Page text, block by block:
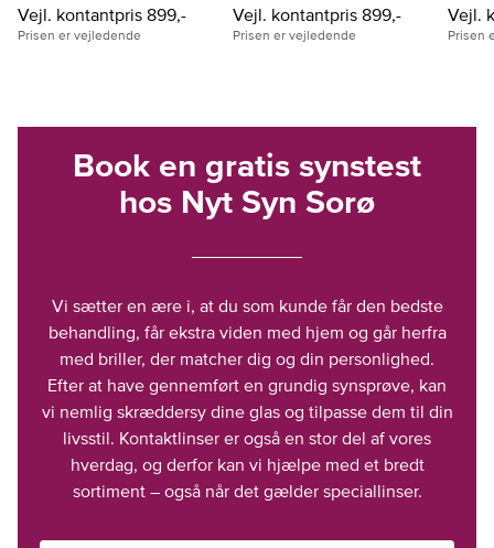
Vejl. kontantpris 899,-
Prisen er vejledende
Vejl. kontantpris 899,-
Prisen er vejledende
Vejl.
Prisen
Book en gratis synstest
hos Nyt Syn Sorø
Vi sætter en ære i, at du som kunde får den bedste
behandling, får ekstra viden med hjem og går herfra
med briller, der matcher dig og din personlighed.
Efter at have gennemført en grundig synsprøve, kan
vi nemlig skræddersy dine glas og tilpasse dem til din
livsstil. Kontaktlinser er også en stor del af vores
hverdag, og derfor kan vi hjælpe med et bredt
sortiment – også når det gælder speciallinser.